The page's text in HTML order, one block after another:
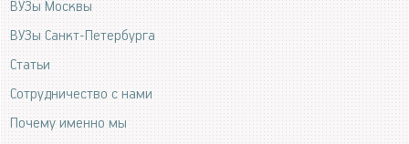
ВУЗы Москвы
ВУЗы Санкт-Петербурга
Статьи
Сотрудничество с нами
Почему именно мы